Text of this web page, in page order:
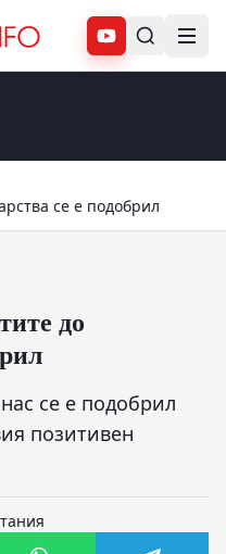
Абонирай се
се е подобрил
до
се е подобрил
позитивен